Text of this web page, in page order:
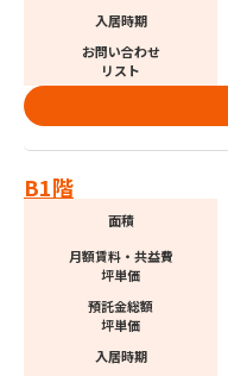
入居時期
お問い合わせ
リスト
B1階
面積
月額賃料・共益費
坪単価
預託金総額
坪単価
入居時期